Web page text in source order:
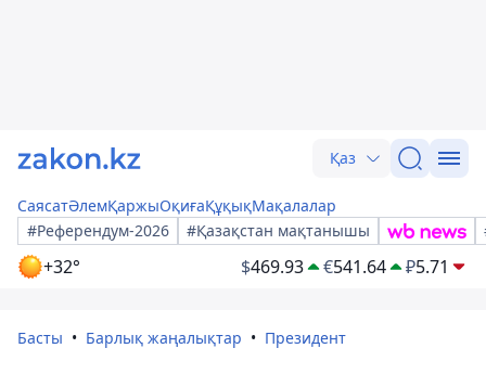
Қаз
СаясатӘлемҚаржыОқиғаҚұқықМақалалар
#Референдум-2026
#Қазақстан мақтанышы
+32° $469.93 €541.64 ₽5.71
Басты Барлық жаңалықтар Президент